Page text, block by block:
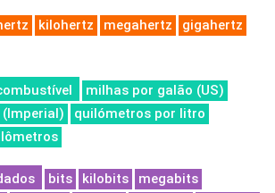
kilohertz megahertz
gigahertz
milhas por galão (US)
quilómetros por litro
bits kilobits
megabits